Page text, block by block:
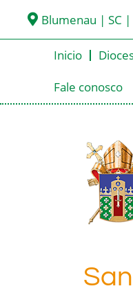
Blumenau | SC |
Inicio
Fale conosco